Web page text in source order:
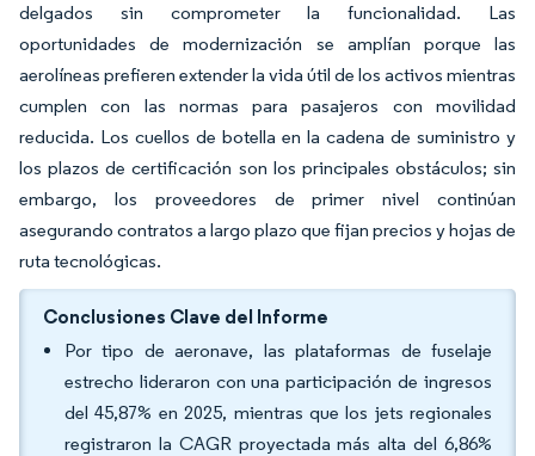
delgados sin comprometer la funcionalidad. Las
oportunidades de modernización se amplían porque las
aerolíneas prefieren extender la vida útil de los activos mientras
cumplen con las normas para pasajeros con movilidad
reducida. Los cuellos de botella en la cadena de suministro y
los plazos de certificación son los principales obstáculos; sin
embargo, los proveedores de primer nivel continúan
asegurando contratos a largo plazo que fijan precios y hojas de
ruta tecnológicas.
Conclusiones Clave del Informe
Por tipo de aeronave, las plataformas de fuselaje
estrecho lideraron con una participación de ingresos
del 45,87% en 2025, mientras que los jets regionales
registraron la CAGR proyectada más alta del 6,86%